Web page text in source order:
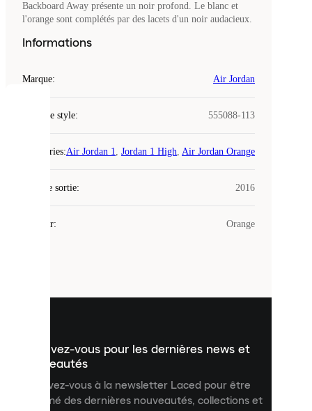
Backboard Away présente un noir profond. Le blanc et
l'orange sont complétés par des lacets d'un noir audacieux.
Informations
Marque: Air Jordan
Code de style: 555088-113
Catégories:Air Jordan 1, Jordan 1 High, Air Jordan Orange
Date de sortie: 2016
Couleur: Orange
Inscrivez-vous pour les dernières news et
nouveautés
Inscrivez-vous à la newsletter Laced pour être
informé des dernières nouveautés, collections et
COOKIES
Laced
cookies.
contenu
personnalisé
améliorer
votre